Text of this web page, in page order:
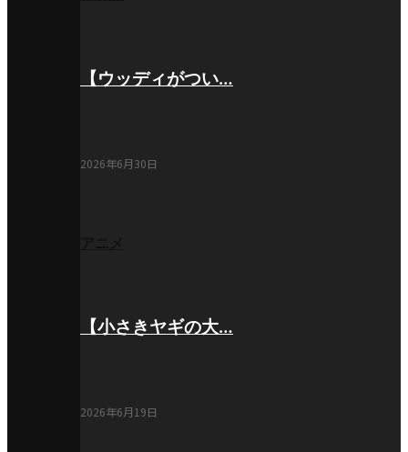
【ウッディがつい…
2026年6月30日
【小さきヤギの大…
2026年6月19日